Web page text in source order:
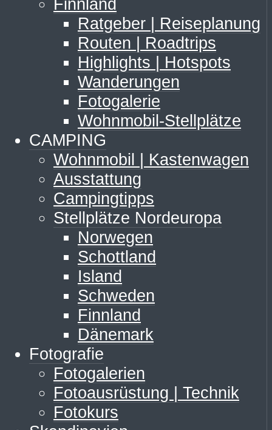
Finnland
Ratgeber | Reiseplanung
Routen | Roadtrips
Highlights | Hotspots
Wanderungen
Fotogalerie
Wohnmobil-Stellplätze
CAMPING
Wohnmobil | Kastenwagen
Ausstattung
Campingtipps
Stellplätze Nordeuropa
Norwegen
Schottland
Island
Schweden
Finnland
Dänemark
Fotografie
Fotogalerien
Fotoausrüstung | Technik
Fotokurs